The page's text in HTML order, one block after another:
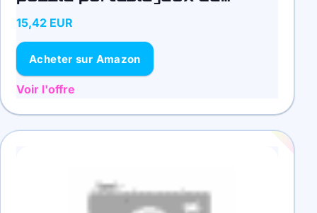
stratégie (bleu)
15,42 EUR
Acheter sur Amazon
Voir l'offre